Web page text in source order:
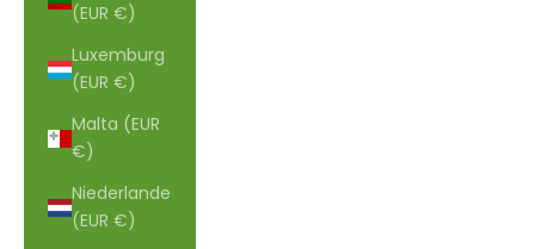
(EUR €)
Luxemburg
(EUR €)
Malta (EUR
€)
Niederlande
(EUR €)